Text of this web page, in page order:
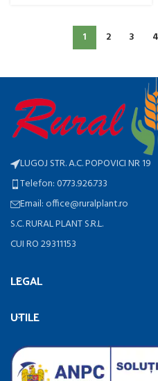
1 2 3 4
LUGOJ STR. A.C. POPOVICI NR 19
Telefon: 0773.926.733
Email: office@ruralplant.ro
S.C. RURAL PLANT S.R.L.
CUI RO 29311153
LEGAL
UTILE